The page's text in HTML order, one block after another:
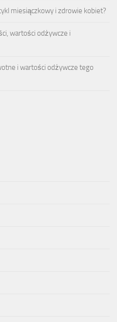
miesiączkowy i zdrowie kobiet?
wartości odżywcze i
i wartości odżywcze tego